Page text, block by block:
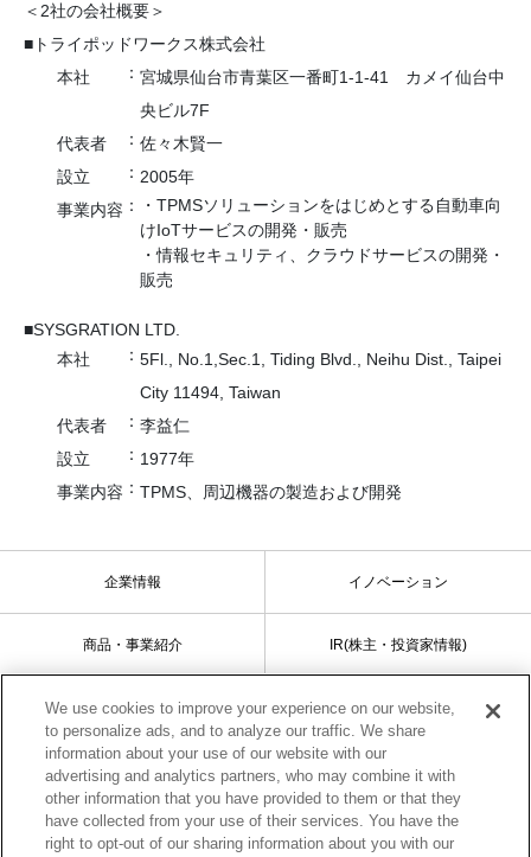
＜2社の会社概要＞
■トライポッドワークス株式会社
本社
： 宮城県仙台市青葉区一番町1-1-41 カメイ仙台中
央ビル7F
代表者
： 佐々木賢一
設立
： 2005年
事業内容 ：
・TPMSソリューションをはじめとする自動車向
けIoTサービスの開発・販売
・情報セキュリティ、クラウドサービスの開発・
販売
■SYSGRATION LTD.
本社
： 5Fl., No.1,Sec.1, Tiding Blvd., Neihu Dist., Taipei
City 11494, Taiwan
代表者
： 李益仁
設立
： 1977年
事業内容 ： TPMS、周辺機器の製造および開発
企業情報 イノベーション
商品・事業紹介 IR(株主・投資家情報)
サステナビリティ 採用情報
サイトマップ ご利用条件
We use cookies to improve your experience on our website,
to personalize ads, and to analyze our traffic. We share
information about your use of our website with our
advertising and analytics partners, who may combine it with
other information that you have provided to them or that they
have collected from your use of their services. You have the
right to opt-out of our sharing information about you with our